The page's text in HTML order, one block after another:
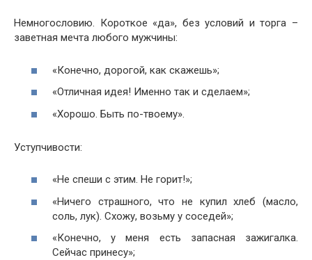
Немногословию. Короткое «да», без условий и торга –
заветная мечта любого мужчины:
«Конечно, дорогой, как скажешь»;
«Отличная идея! Именно так и сделаем»;
«Хорошо. Быть по-твоему».
Уступчивости:
«Не спеши с этим. Не горит!»;
«Ничего страшного, что не купил хлеб (масло,
соль, лук). Схожу, возьму у соседей»;
«Конечно, у меня есть запасная зажигалка.
Сейчас принесу»;